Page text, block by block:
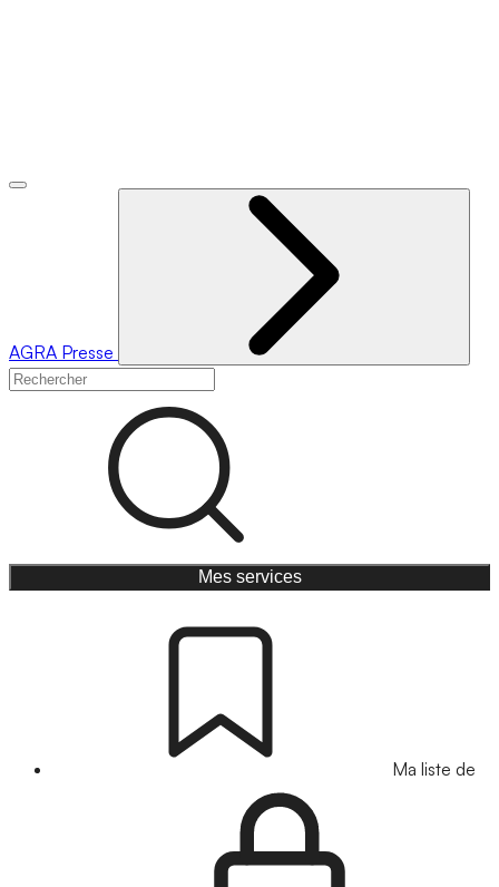
AGRA Presse
Mes services
Ma liste de